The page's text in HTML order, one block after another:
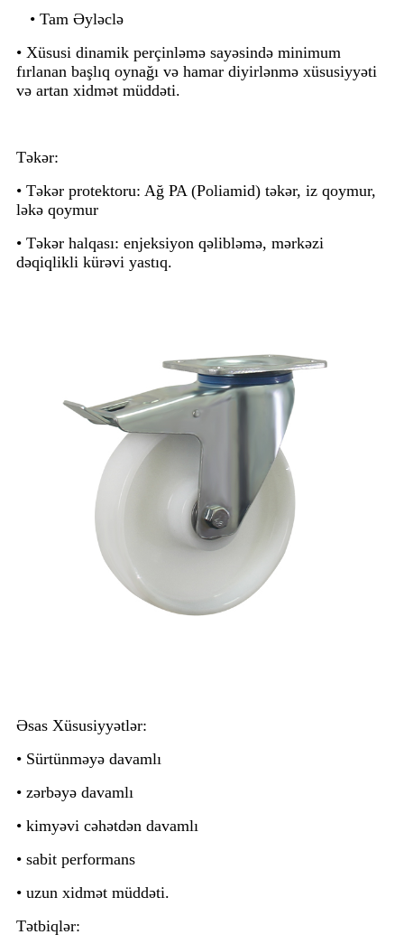
• Tam Əyləclə
• Xüsusi dinamik perçinləmə sayəsində minimum
fırlanan başlıq oynağı və hamar diyirlənmə xüsusiyyəti
və artan xidmət müddəti.
Təkər:
• Təkər protektoru: Ağ PA (Poliamid) təkər, iz qoymur,
ləkə qoymur
• Təkər halqası: enjeksiyon qəlibləmə, mərkəzi
dəqiqlikli kürəvi yastıq.
Əsas Xüsusiyyətlər:
• Sürtünməyə davamlı
• zərbəyə davamlı
• kimyəvi cəhətdən davamlı
• sabit performans
• uzun xidmət müddəti.
Tətbiqlər: